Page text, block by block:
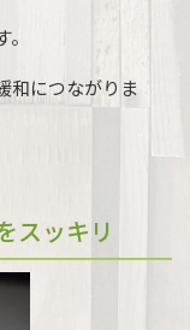
和につながりま
スッキリ